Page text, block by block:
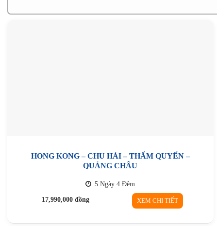
HONG KONG – CHU HẢI – THẨM QUYẾN –
QUẢNG CHÂU
5 Ngày 4 Đêm
17,990,000 đồng XEM CHI TIẾT